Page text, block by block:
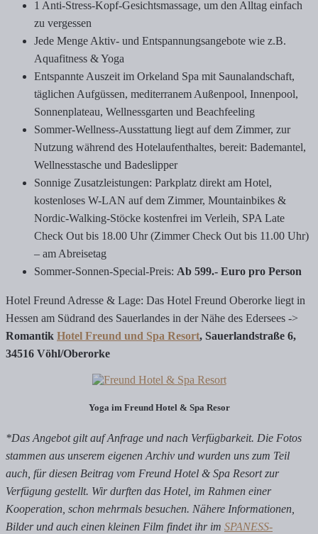
1 Anti-Stress-Kopf-Gesichtsmassage, um den Alltag einfach
zu vergessen
Jede Menge Aktiv- und Entspannungsangebote wie z.B.
Aquafitness & Yoga
Entspannte Auszeit im Orkeland Spa mit Saunalandschaft,
täglichen Aufgüssen, mediterranem Außenpool, Innenpool,
Sonnenplateau, Wellnessgarten und Beachfeeling
Sommer-Wellness-Ausstattung liegt auf dem Zimmer, zur
Nutzung während des Hotelaufenthaltes, bereit: Bademantel,
Wellnesstasche und Badeslipper
Sonnige Zusatzleistungen: Parkplatz direkt am Hotel,
kostenloses W-LAN auf dem Zimmer, Mountainbikes &
Nordic-Walking-Stöcke kostenfrei im Verleih, SPA Late
Check Out bis 18.00 Uhr (Zimmer Check Out bis 11.00 Uhr)
– am Abreisetag
Sommer-Sonnen-Special-Preis: Ab 599.- Euro pro Person
Hotel Freund Adresse & Lage: Das Hotel Freund Oberorke liegt in
Hessen am Südrand des Sauerlandes in der Nähe des Edersees ->
Romantik Hotel Freund und Spa Resort, Sauerlandstraße 6,
34516 Vöhl/Oberorke
Yoga im Freund Hotel & Spa Resor
*Das Angebot gilt auf Anfrage und nach Verfügbarkeit. Die Fotos
stammen aus unserem eigenen Archiv und wurden uns zum Teil
auch, für diesen Beitrag vom Freund Hotel & Spa Resort zur
Verfügung gestellt. Wir durften das Hotel, im Rahmen einer
Kooperation, schon mehrmals besuchen. Nähere Informationen,
Bilder und auch einen kleinen Film findet ihr im SPANESS-